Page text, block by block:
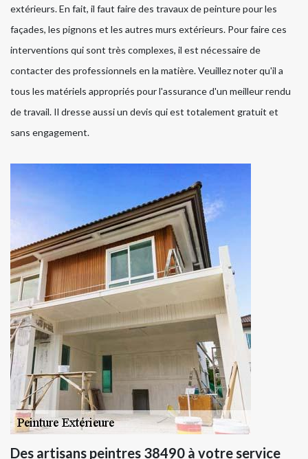
extérieurs. En fait, il faut faire des travaux de peinture pour les
façades, les pignons et les autres murs extérieurs. Pour faire ces
interventions qui sont très complexes, il est nécessaire de
contacter des professionnels en la matière. Veuillez noter qu'il a
tous les matériels appropriés pour l'assurance d'un meilleur rendu
de travail. Il dresse aussi un devis qui est totalement gratuit et
sans engagement.
Des artisans peintres 38490 à votre service